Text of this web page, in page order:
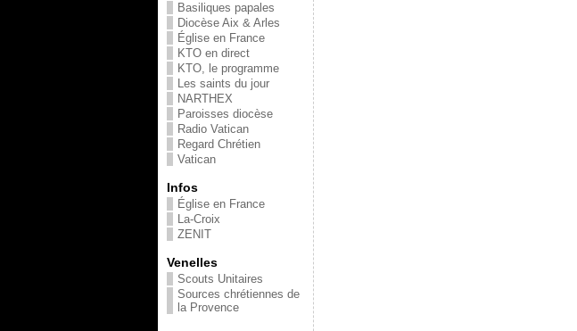
Basiliques papales
Diocèse Aix & Arles
Église en France
KTO en direct
KTO, le programme
Les saints du jour
NARTHEX
Paroisses diocèse
Radio Vatican
Regard Chrétien
Vatican
Infos
Église en France
La-Croix
ZENIT
Venelles
Scouts Unitaires
Sources chrétiennes de
la Provence